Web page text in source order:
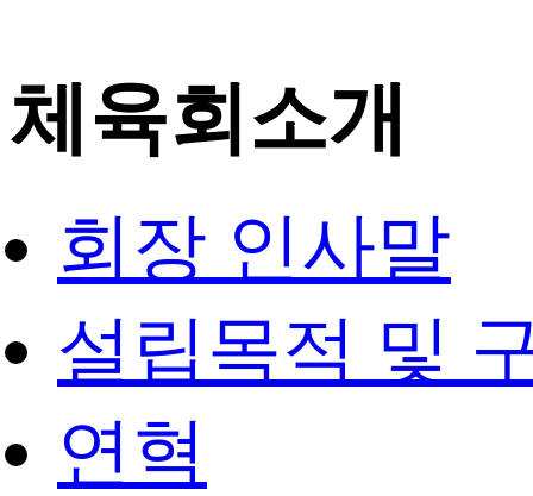
체육회소개
회장 인사말
설립목적 및
연혁